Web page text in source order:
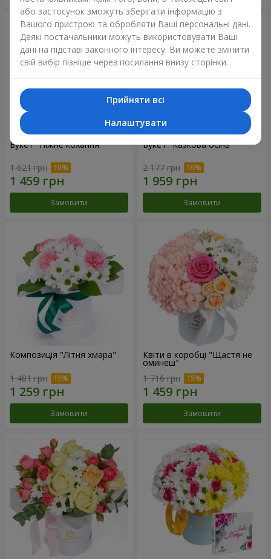
Букет "Ніжне кохання"
1 621 грн
Замовити
Букет "Казкова осінь"
2 177 грн
Замовити
Композиція "Літня хмара"
1 481 грн
Замовити
Квіти в коробці "Щастя не
оминеш"
1 716 грн
Замовити
або застосунок зможуть зберігати інформацію з
Вашого пристрою та обробляти Ваші персональні дані.
Деякі постачальники можуть використовувати Ваші
дані на підставі законного інтересу. Ви можете змінити
свій вибір пізніше через посилання внизу сторінки.
Прийняти всі
Налаштувати